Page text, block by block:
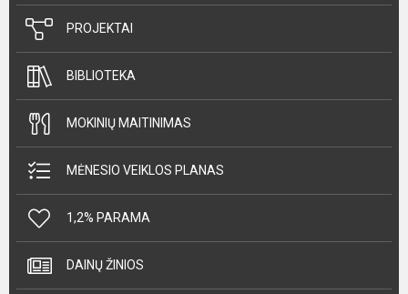
PROJEKTAI
BIBLIOTEKA
MOKINIŲ MAITINIMAS
MĖNESIO VEIKLOS PLANAS
1,2% PARAMA
DAINŲ ŽINIOS